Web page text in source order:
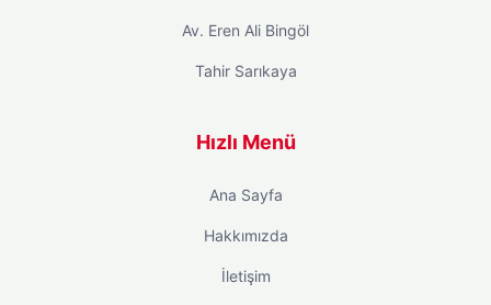
Av. Eren Ali Bingöl
Tahir Sarıkaya
Hızlı Menü
Ana Sayfa
Hakkımızda
İletişim